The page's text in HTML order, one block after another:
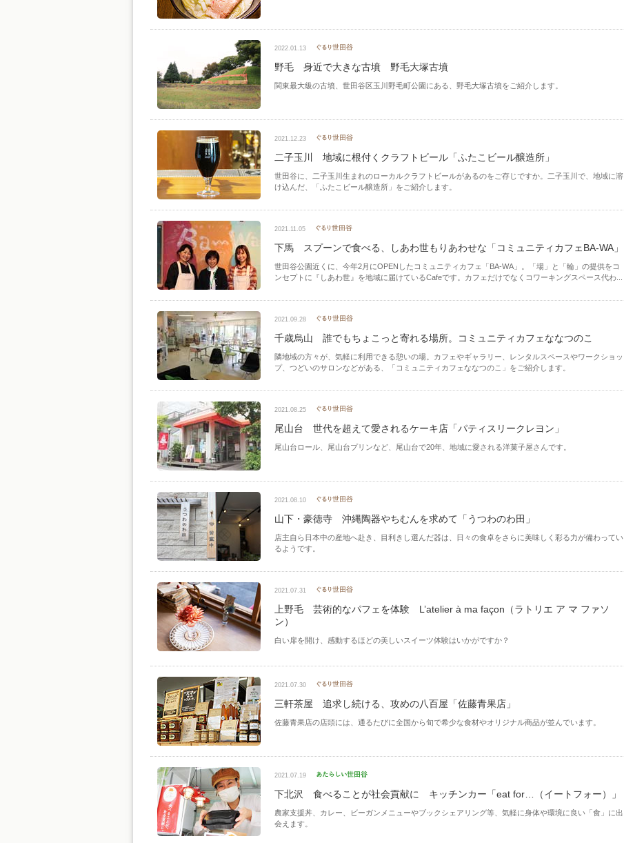
2022.01.13
野毛 身近で大きな古墳 野毛大塚古墳
関東最大級の古墳、世田谷区玉川野毛町公園にある、野毛大塚古墳をご紹介します。
2021.12.23
二子玉川 地域に根付くクラフトビール「ふたこビール醸造所」
世田谷に、二子玉川生まれのローカルクラフトビールがあるのをご存じですか。二子玉川で、地域に溶
け込んだ、「ふたこビール醸造所」をご紹介します。
2021.11.05
下馬 スプーンで食べる、しあわ世もりあわせな「コミュニティカフェBA-WA」
世田谷公園近くに、今年2月にOPENしたコミュニティカフェ「BA-WA」。「場」と「輪」の提供をコ
ンセプトに『しあわ世』を地域に届けているCafeです。カフェだけでなくコワーキングスペース代わ...
2021.09.28
千歳烏山 誰でもちょこっと寄れる場所。コミュニティカフェななつのこ
隣地域の方々が、気軽に利用できる憩いの場。カフェやギャラリー、レンタルスペースやワークショッ
プ、つどいのサロンなどがある、「コミュニティカフェななつのこ」をご紹介します。
2021.08.25
尾山台 世代を超えて愛されるケーキ店「パティスリークレヨン」
尾山台ロール、尾山台プリンなど、尾山台で20年、地域に愛される洋菓子屋さんです。
2021.08.10
山下・豪徳寺 沖縄陶器やちむんを求めて「うつわのわ田」
店主自ら日本中の産地へ赴き、目利きし選んだ器は、日々の食卓をさらに美味しく彩る力が備わってい
るようです。
2021.07.31
上野毛 芸術的なパフェを体験 L’atelier à ma façon（ラトリエ ア マ ファソ
ン）
白い扉を開け、感動するほどの美しいスイーツ体験はいかがですか？
2021.07.30
三軒茶屋 追求し続ける、攻めの八百屋「佐藤青果店」
佐藤青果店の店頭には、通るたびに全国から旬で希少な食材やオリジナル商品が並んでいます。
2021.07.19
下北沢 食べることが社会貢献に キッチンカー「eat for…（イートフォー）」
農家支援丼、カレー、ビーガンメニューやブックシェアリング等、気軽に身体や環境に良い「食」に出
会えます。